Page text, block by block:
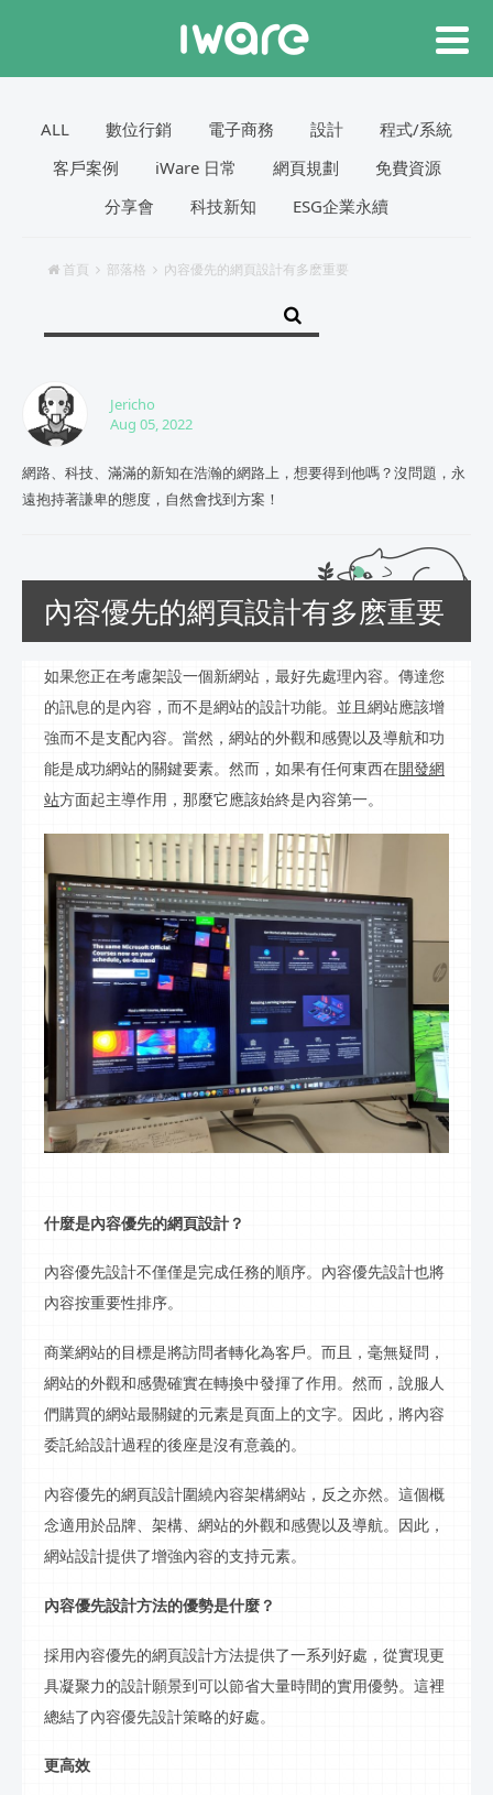
ALL 數位行銷 電子商務 設計
程式/系統
客戶案例
iWare 日常 網頁規劃
免費資源
分享會
科技新知 ESG企業永續
首頁 部落格 內容優先的網頁設計有多麽重要
Jericho
Aug 05, 2022
網路、科技、滿滿的新知在浩瀚的網路上，想要得到他嗎？沒問題，永
遠抱持著謙卑的態度，自然會找到方案！
內容優先的網頁設計有多麽重要
如果您正在考慮架設一個新網站，最好先處理內容。傳達您
的訊息的是內容，而不是網站的設計功能。並且網站應該增
強而不是支配內容。當然，網站的外觀和感覺以及導航和功
能是成功網站的關鍵要素。然而，如果有任何東西在開發網
站方面起主導作用，那麼它應該始終是內容第一。
什麼是內容優先的網頁設計？
內容優先設計不僅僅是完成任務的順序。內容優先設計也將
內容按重要性排序。
商業網站的目標是將訪問者轉化為客戶。而且，毫無疑問，
網站的外觀和感覺確實在轉換中發揮了作用。然而，說服人
們購買的網站最關鍵的元素是頁面上的文字。因此，將內容
委託給設計過程的後座是沒有意義的。
內容優先的網頁設計圍繞內容架構網站，反之亦然。這個概
念適用於品牌、 架構、網站的外觀和感覺以及導航。因此，
網站設計提供了增強內容的支持元素。
內容優先設計方法的優勢是什麼？
採用內容優先的網頁設計方法提供了一系列好處，從實現更
具凝聚力的設計願景到可以節省大量時間的實用優勢。這裡
總結了內容優先設計策略的好處。
更高效